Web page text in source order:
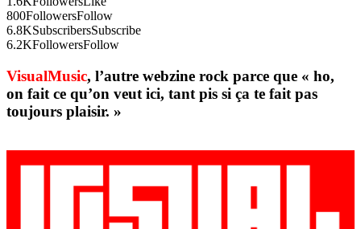
800FollowersFollow
6.8KSubscribersSubscribe
6.2KFollowersFollow
VisualMusic, l’autre webzine rock parce que « ho,
on fait ce qu’on veut ici, tant pis si ça te fait pas
toujours plaisir. »